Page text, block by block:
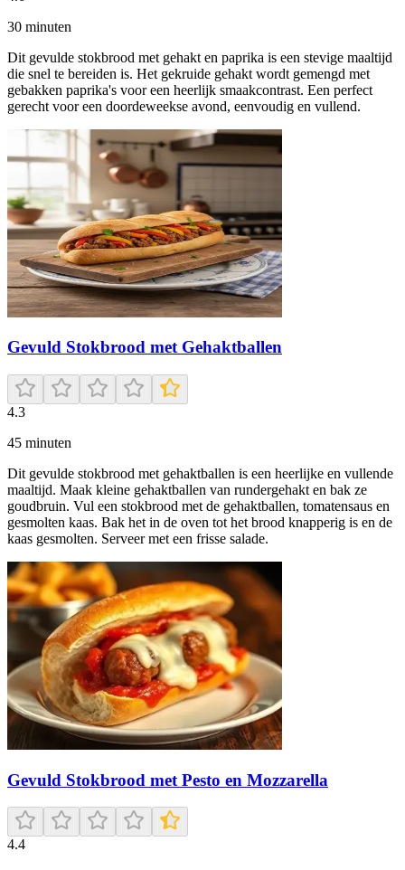
30 minuten
Dit gevulde stokbrood met gehakt en paprika is een stevige maaltijd
die snel te bereiden is. Het gekruide gehakt wordt gemengd met
gebakken paprika's voor een heerlijk smaakcontrast. Een perfect
gerecht voor een doordeweekse avond, eenvoudig en vullend.
Gevuld Stokbrood met Gehaktballen
4.3
45 minuten
Dit gevulde stokbrood met gehaktballen is een heerlijke en vullende
maaltijd. Maak kleine gehaktballen van rundergehakt en bak ze
goudbruin. Vul een stokbrood met de gehaktballen, tomatensaus en
gesmolten kaas. Bak het in de oven tot het brood knapperig is en de
kaas gesmolten. Serveer met een frisse salade.
Gevuld Stokbrood met Pesto en Mozzarella
4.4